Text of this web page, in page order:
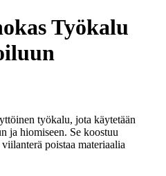
Työkalu
työkalu, jota käytetään
ja hiomiseen. Se koostuu
poistaa materiaalia